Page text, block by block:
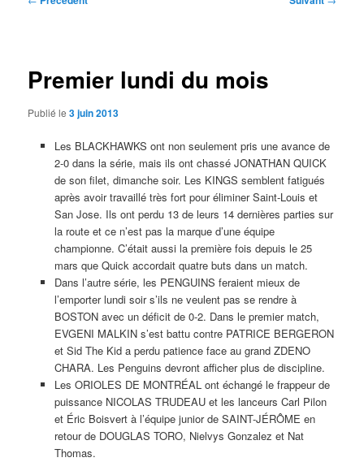
Premier lundi du mois
Publié le3 juin 2013
Les BLACKHAWKS ont non seulement pris une avance de
2-0 dans la série, mais ils ont chassé JONATHAN QUICK
de son filet, dimanche soir. Les KINGS semblent fatigués
après avoir travaillé très fort pour éliminer Saint-Louis et
San Jose. Ils ont perdu 13 de leurs 14 dernières parties sur
la route et ce n’est pas la marque d’une équipe
championne. C’était aussi la première fois depuis le 25
mars que Quick accordait quatre buts dans un match.
Dans l’autre série, les PENGUINS feraient mieux de
l’emporter lundi soir s’ils ne veulent pas se rendre à
BOSTON avec un déficit de 0-2. Dans le premier match,
EVGENI MALKIN s’est battu contre PATRICE BERGERON
et Sid The Kid a perdu patience face au grand ZDENO
CHARA. Les Penguins devront afficher plus de discipline.
Les ORIOLES DE MONTRÉAL ont échangé le frappeur de
puissance NICOLAS TRUDEAU et les lanceurs Carl Pilon
et Éric Boisvert à l’équipe junior de SAINT-JÉRÔME en
retour de DOUGLAS TORO, Nielvys Gonzalez et Nat
Thomas.